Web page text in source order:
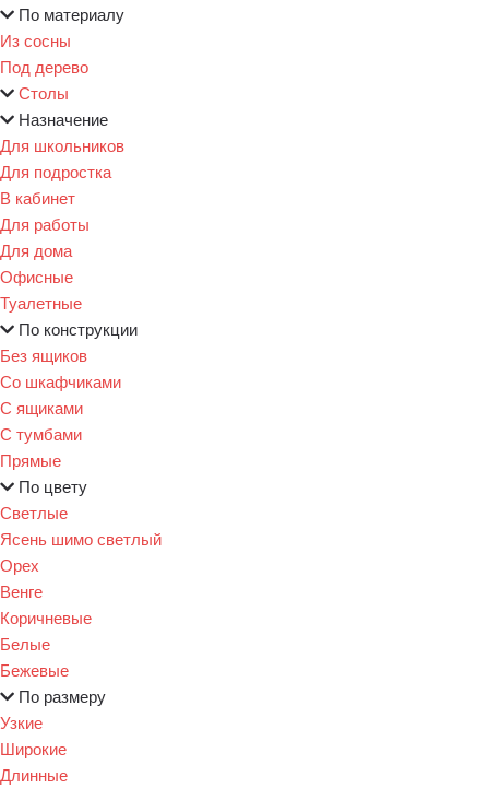
По материалу
Из сосны
Под дерево
Столы
Назначение
Для школьников
Для подростка
В кабинет
Для работы
Для дома
Офисные
Туалетные
По конструкции
Без ящиков
Со шкафчиками
С ящиками
С тумбами
Прямые
По цвету
Светлые
Ясень шимо светлый
Орех
Венге
Коричневые
Белые
Бежевые
По размеру
Узкие
Широкие
Длинные